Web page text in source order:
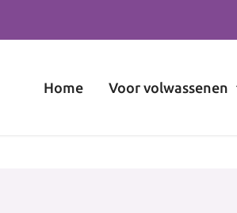
Home Voor volwassenen